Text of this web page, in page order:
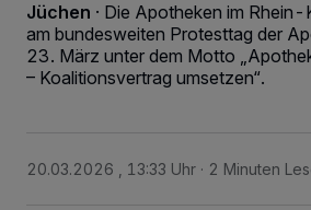
Jüchen · Die Apotheken im Rhein-
am bundesweiten Protesttag der
23. März unter dem Motto
– Koalitionsvertrag umsetzen“.
20.03.2026 , 13:33 Uhr 2 Minuten
wie Browserdaten oder eindeutige Kennungen auf